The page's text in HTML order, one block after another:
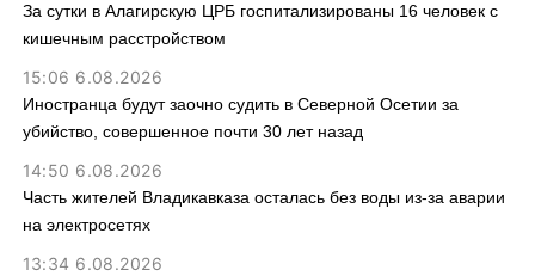
За сутки в Алагирскую ЦРБ госпитализированы 16 человек с
кишечным расстройством
15:06 6.08.2026
Иностранца будут заочно судить в Северной Осетии за
убийство, совершенное почти 30 лет назад
14:50 6.08.2026
Часть жителей Владикавказа осталась без воды из-за аварии
на электросетях
13:34 6.08.2026